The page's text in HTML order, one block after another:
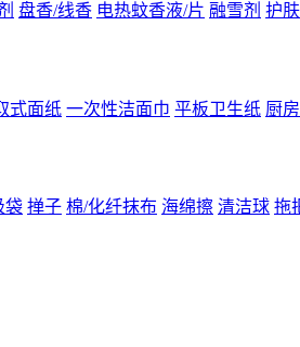
盘香/线香 电热蚊香液/片 融雪剂 护
式面纸 一次性洁面巾 平板卫生纸 厨
袋 掸子 棉/化纤抹布 海绵擦 清洁球 拖